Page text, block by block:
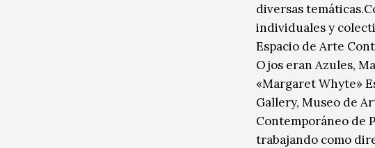
diversas
individuales y
Espacio de Arte
Ojos eran Azules,
«Margaret Whyte»
Gallery, Museo de
Contemporáneo de
trabajando como